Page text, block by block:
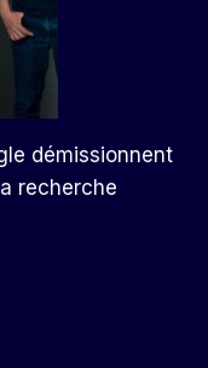
démissionnent
recherche